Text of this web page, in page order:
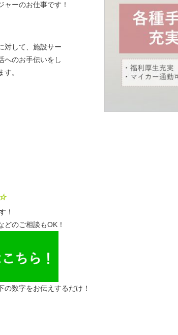
ーのお仕事です！
対して、施設サー
へのお手伝いをし
。
☆
！
どのご相談もOK！
数字をお伝えするだけ！